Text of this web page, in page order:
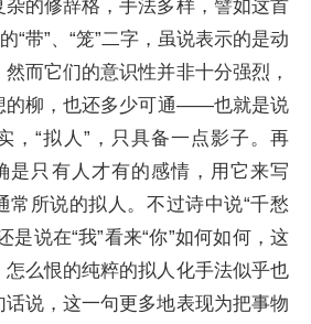
的修辞格，手法多样，譬如这首
“带”、“笼”二字，虽说表示的是动
而它们的意识性并非十分强烈，
的柳，也还多少可通——也就是说
，“拟人”，只具备一点影子。再
是只有人才有的感情，用它来写
常所说的拟人。不过诗中说“千愁
是说在“我”看来“你”如何如何，这
么恨的纯粹的拟人化手法似乎也
说，这一句更多地表现为把事物